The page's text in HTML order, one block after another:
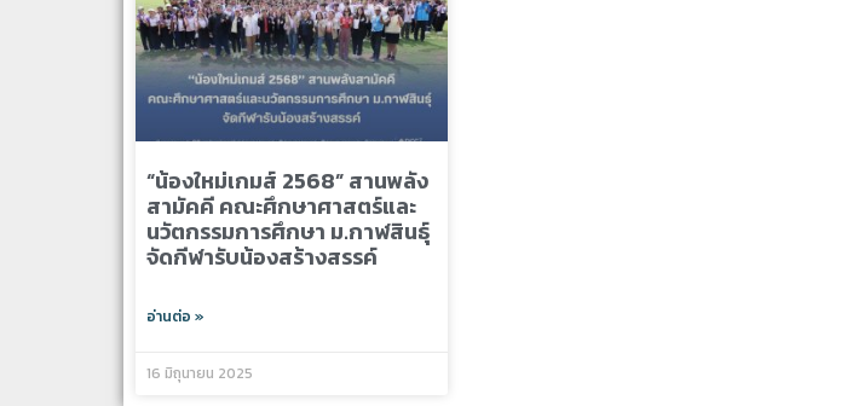
“น้องใหม่เกมส์ 2568” สานพลัง
สามัคคี คณะศึกษาศาสตร์และ
นวัตกรรมการศึกษา ม.กาฬสินธุ์
จัดกีฬารับน้องสร้างสรรค์
อ่านต่อ »
16 มิถุนายน 2025